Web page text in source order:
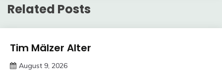
Related Posts
Trends
Tim Mälzer Alter
August 9, 2026